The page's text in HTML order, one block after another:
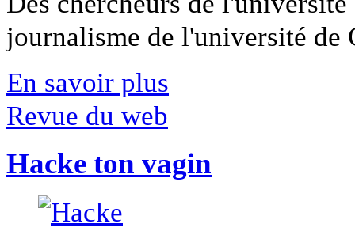
journalisme de l'université
En savoir plus
Revue du web
Hacke ton vagin